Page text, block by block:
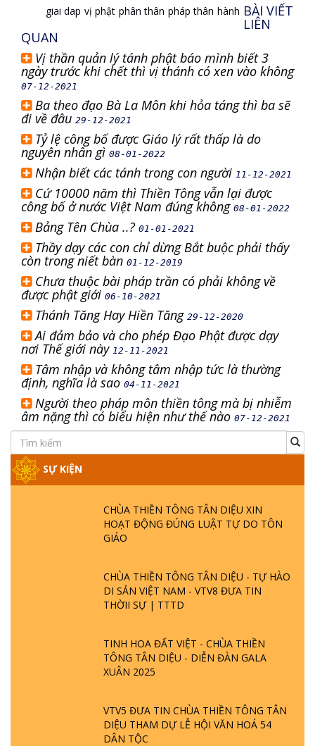
giai dap vị phật phân thân pháp thân hành BÀI VIẾT
LIÊN
QUAN
Vị thần quản lý tánh phật báo mình biết 3
ngày trước khi chết thì vị thánh có xen vào không
07-12-2021
Ba theo đạo Bà La Môn khi hỏa táng thì ba sẽ
đi về đâu 29-12-2021
Tỷ lệ công bố được Giáo lý rất thấp là do
nguyên nhân gì 08-01-2022
Nhận biết các tánh trong con người 11-12-2021
Cứ 10000 năm thì Thiền Tông vẫn lại được
công bố ở nước Việt Nam đúng không 08-01-2022
Bảng Tên Chùa ..? 01-01-2021
Thầy dạy các con chỉ dừng Bắt buộc phải thấy
còn trong niết bàn 01-12-2019
Chưa thuộc bài pháp trần có phải không về
được phật giới 06-10-2021
Thánh Tăng Hay Hiền Tăng 29-12-2020
Ai đảm bảo và cho phép Đạo Phật được dạy
nơi Thế giới này 12-11-2021
Tâm nhập và không tâm nhập tức là thường
định, nghĩa là sao 04-11-2021
Người theo pháp môn thiền tông mà bị nhiễm
âm nặng thì có biểu hiện như thế nào 07-12-2021
SỰ KIỆN
CHÙA THIỀN TÔNG TÂN DIỆU XIN
HOẠT ĐỘNG ĐÚNG LUẬT TỰ DO TÔN
GIÁO
CHÙA THIỀN TÔNG TÂN DIỆU - TỰ HÀO
DI SẢN VIỆT NAM - VTV8 ĐƯA TIN
THỜII SỰ | TTTD
TINH HOA ĐẤT VIỆT - CHÙA THIỀN
TÔNG TÂN DIỆU - DIỄN ĐÀN GALA
XUÂN 2025
VTV5 ĐƯA TIN CHÙA THIỀN TÔNG TÂN
DIỆU THAM DỰ LỄ HỘI VĂN HOÁ 54
DÂN TỘC